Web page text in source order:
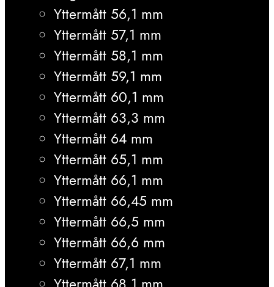
Yttermått 56,1 mm
Yttermått 57,1 mm
Yttermått 58,1 mm
Yttermått 59,1 mm
Yttermått 60,1 mm
Yttermått 63,3 mm
Yttermått 64 mm
Yttermått 65,1 mm
Yttermått 66,1 mm
Yttermått 66,45 mm
Yttermått 66,5 mm
Yttermått 66,6 mm
Yttermått 67,1 mm